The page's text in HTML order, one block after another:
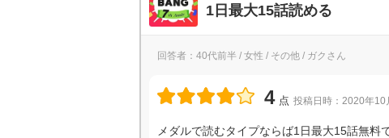
1日最大15話読める
回答者：40代前半 / 女性 / その他 / ガクさん
4 点 投稿日時：2020年10
メダルで読むタイプならば1日最大15話無